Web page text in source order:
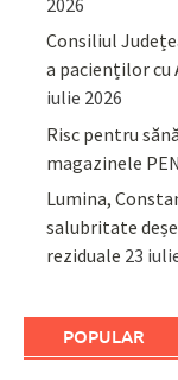
Consiliul
a pacienților cu
iulie 2026
Risc pentru
magazinele
Lumina,
salubritate
reziduale 23
POPULAR